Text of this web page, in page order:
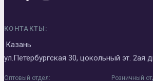
КОНТАКТЫ:
Казань
ул.Петербургская 30, цокольный эт. 2ая
Оптовый отдел: Розничный